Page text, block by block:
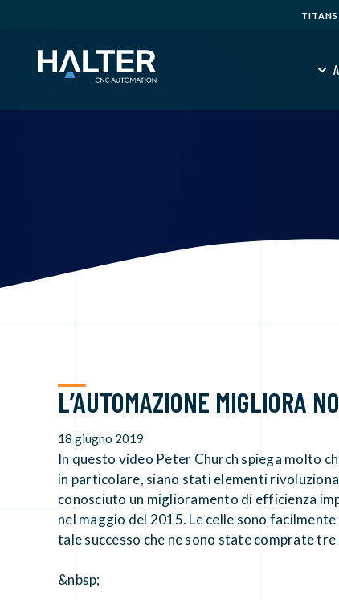
L’AUTOMAZIONE MIGLIORA
18 giugno 2019
In questo video Peter Church spiega molto
in particolare, siano stati elementi
conosciuto un miglioramento di efficienza
nel maggio del 2015. Le celle sono
tale successo che ne sono state comprate
&nbsp;